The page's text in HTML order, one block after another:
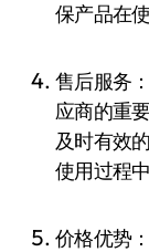
保产品在
售后服务：优质的售后服务是客户选择电路板供
应商的重
及时有效
使用过程
价格优势：在保证产品质量的前提下，合理的价